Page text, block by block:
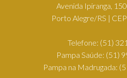
Avenida Ipiranga,
Porto Alegre/RS |
Telefone: (51)
Pampa Saúde: (51)
Pampa na Madrugada: